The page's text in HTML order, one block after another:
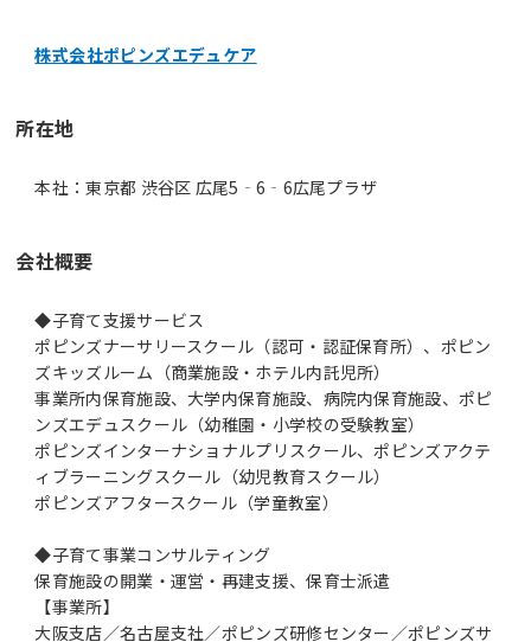
株式会社ポピンズエデュケア
所在地
本社：東京都 渋谷区 広尾5‐6‐6広尾プラザ
会社概要
◆子育て支援サービス
ポピンズナーサリースクール（認可・認証保育所）、ポピン
ズキッズルーム（商業施設・ホテル内託児所）
事業所内保育施設、大学内保育施設、病院内保育施設、ポピ
ンズエデュスクール（幼稚園・小学校の受験教室）
ポピンズインターナショナルプリスクール、ポピンズアクテ
ィブラーニングスクール（幼児教育スクール）
ポピンズアフタースクール（学童教室）
◆子育て事業コンサルティング
保育施設の開業・運営・再建支援、保育士派遣
【事業所】
大阪支店／名古屋支社／ポピンズ研修センター／ポピンズサ